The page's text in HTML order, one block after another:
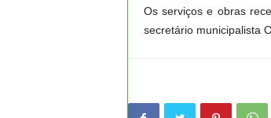
Os serviços e obras
secretário municipalista